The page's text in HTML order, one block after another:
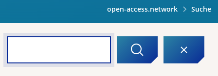
open-access.network Suche